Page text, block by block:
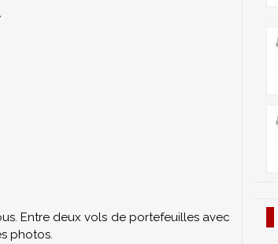
Entre deux vols de portefeuilles avec
photos.